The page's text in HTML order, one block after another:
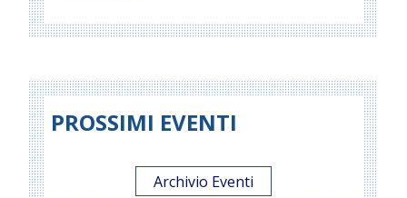
PROSSIMI EVENTI
Archivio Eventi